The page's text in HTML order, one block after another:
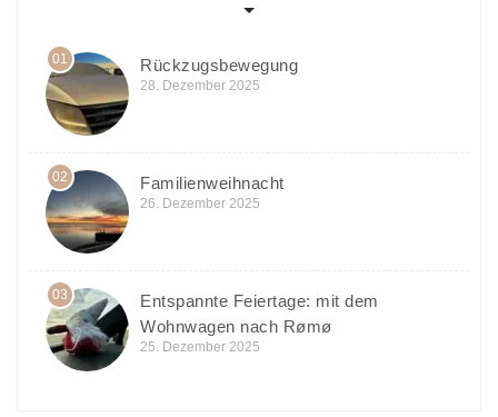
01 Rückzugsbewegung
28. Dezember 2025
02 Familienweihnacht
26. Dezember 2025
03
Entspannte Feiertage: mit dem
Wohnwagen nach Rømø
25. Dezember 2025